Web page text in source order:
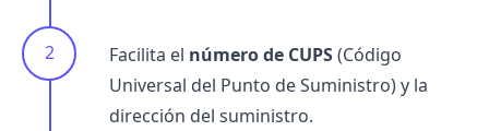
Facilita el número de CUPS(Código
Universal del Punto de Suministro) y la
dirección del suministro.